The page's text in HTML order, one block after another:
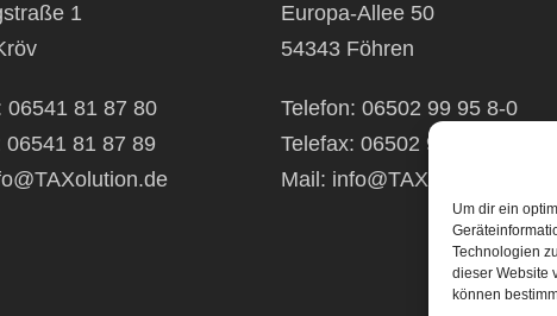
Um dir ein
Technologien
dieser Website
können
1
06541 81 87 80
06541 81 87 89
Europa-Allee 50
54343 Föhren
Telefon: 06502 99 95 8-0
Telefax: 06502 99 95 8-99
Mail: info@TAXolution.de